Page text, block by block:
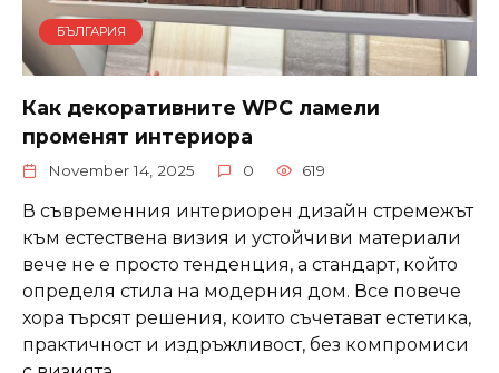
БЪЛГАРИЯ
Как декоративните WPC ламели
променят интериора
November 14, 2025 0 619
В съвременния интериорен дизайн стремежът
към естествена визия и устойчиви материали
вече не е просто тенденция, а стандарт, който
определя стила на модерния дом. Все повече
хора търсят решения, които съчетават естетика,
практичност и издръжливост, без компромиси